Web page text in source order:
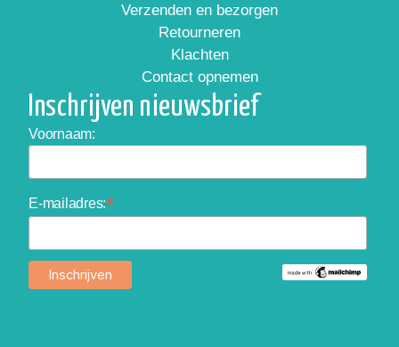
Verzenden en bezorgen
Retourneren
Klachten
Contact opnemen
Inschrijven nieuwsbrief
Voornaam:
E-mailadres:*